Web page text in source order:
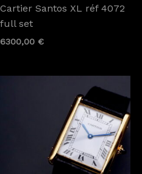
Cartier Santos XL réf 4072
full set
6300,00 €